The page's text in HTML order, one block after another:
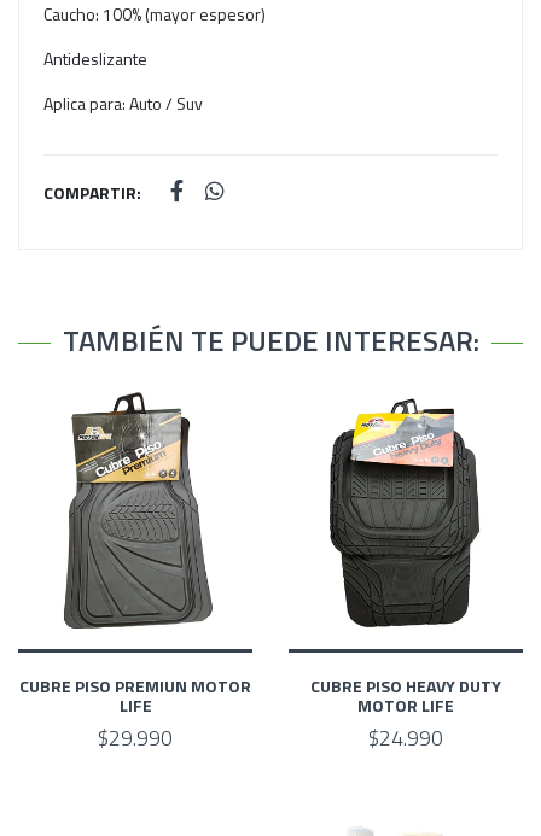
Caucho: 100% (mayor espesor)
Antideslizante
Aplica para: Auto / Suv
COMPARTIR:
TAMBIÉN TE PUEDE INTERESAR:
CUBRE PISO PREMIUN MOTOR
LIFE
$29.990
CUBRE PISO HEAVY DUTY
MOTOR LIFE
$24.990